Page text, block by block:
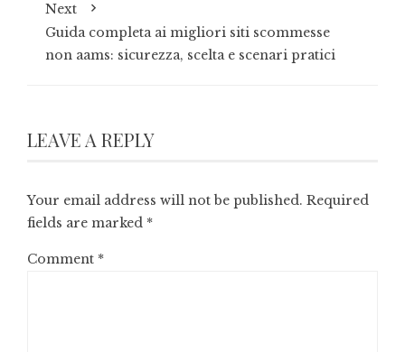
Next
Guida completa ai migliori siti scommesse
non aams: sicurezza, scelta e scenari pratici
LEAVE A REPLY
Your email address will not be published. Required
fields are marked *
Comment *